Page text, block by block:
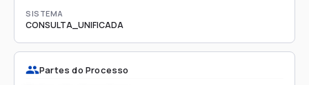
SISTEMA
CONSULTA_UNIFICADA
Partes do Processo